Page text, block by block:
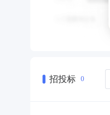
招投标 0